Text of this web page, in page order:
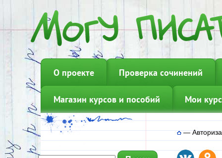
О проекте Проверка сочинений
Магазин курсов и пособий Мои
—